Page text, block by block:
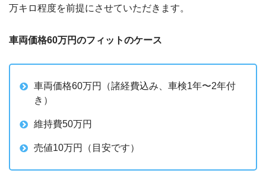
万キロ程度を前提にさせていただきます。
車両価格60万円のフィットのケース
車両価格60万円（諸経費込み、車検1年〜2年付
き）
維持費50万円
売値10万円（目安です）